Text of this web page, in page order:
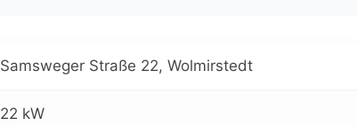
Samsweger Straße 22, Wolmirstedt
22 kW